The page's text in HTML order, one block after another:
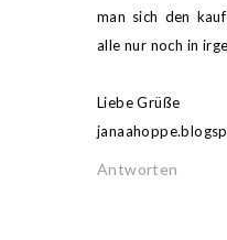
man sich den
alle nur noch in
Liebe Grüße
Antworten